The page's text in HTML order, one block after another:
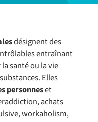
désignent des
entraînant
santé ou la vie
Elles
personneset
achats
workaholism,